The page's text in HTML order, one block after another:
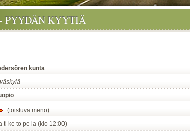
PYYDÄN KYYTIÄ
kunta
(toistuva meno)
ti ke to pe la (klo 12:00)